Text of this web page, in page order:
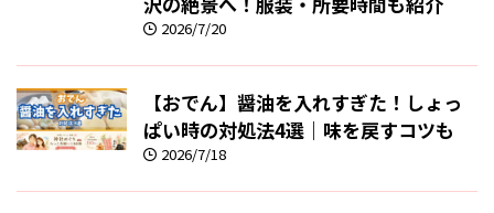
2026/7/20
【おでん】醤油を入れすぎた！しょっ
ぱい時の対処法4選｜味を戻すコツも
2026/7/18